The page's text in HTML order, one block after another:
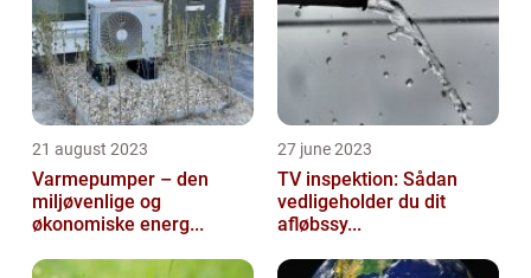
21 august 2023
Varmepumper – den
miljøvenlige og
økonomiske energ...
27 june 2023
TV inspektion: Sådan
vedligeholder du dit
afløbssy...